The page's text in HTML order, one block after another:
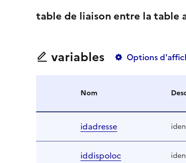
table de liaison entre la table
variables Options
Nom
idadresse
iddispoloc